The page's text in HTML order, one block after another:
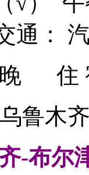
通：
晚 住
木齐
-布尔